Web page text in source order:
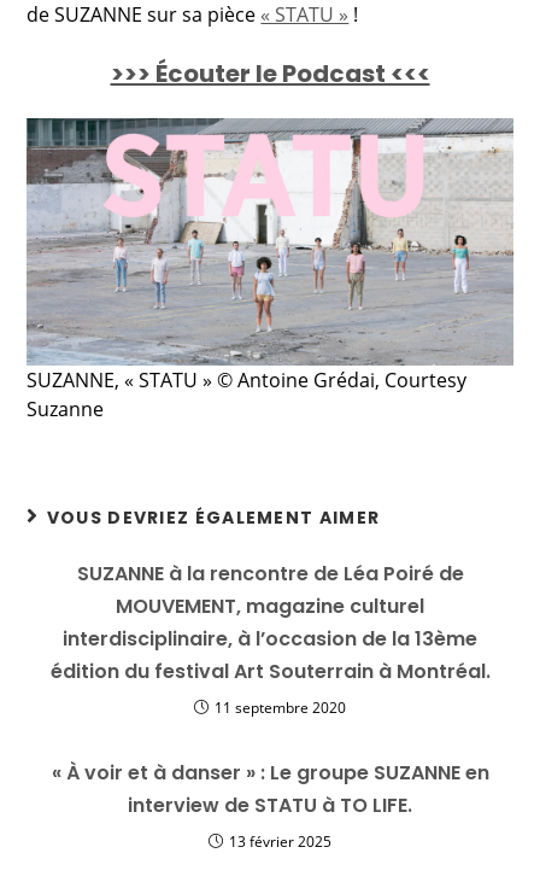
de SUZANNE sur sa pièce « STATU » !
>>> Écouter le Podcast <<<
SUZANNE, « STATU » © Antoine Grédai, Courtesy
Suzanne
VOUS DEVRIEZ ÉGALEMENT AIMER
SUZANNE à la rencontre de Léa Poiré de
MOUVEMENT, magazine culturel
interdisciplinaire, à l’occasion de la 13ème
édition du festival Art Souterrain à Montréal.
11 septembre 2020
« À voir et à danser » : Le groupe SUZANNE en
interview de STATU à TO LIFE.
13 février 2025